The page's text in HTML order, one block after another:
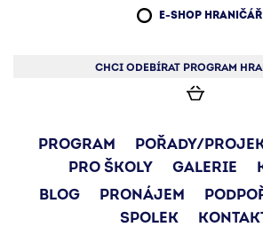
E-SHOP HRANIČÁŘ
CHCI ODEBÍRAT PROGRAM
PROGRAM POŘADY/
PRO ŠKOLY
GALERIE
BLOG
PRONÁJEM
SPOLEK